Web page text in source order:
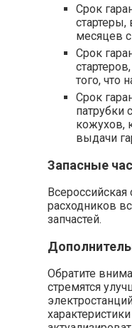
Срок
месяцев
Срок
того, что
Срок
патрубки
кожухов,
выдачи
Запасные
расходников
запчастей.
Обратите
стремятся